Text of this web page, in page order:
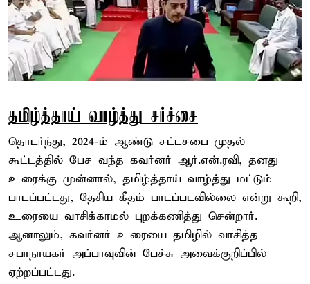
தமிழ்த்தாய் வாழ்த்து சர்ச்சை
தொடர்ந்து, 2024-ம் ஆண்டு சட்டசபை முதல்
கூட்டத்தில் பேச வந்த கவர்னர் ஆர்.என்.ரவி, தனது
உரைக்கு முன்னால், தமிழ்த்தாய் வாழ்த்து மட்டும்
பாடப்பட்டது, தேசிய கீதம் பாடப்படவில்லை என்று கூறி,
உரையை வாசிக்காமல் புறக்கணித்து சென்றார்.
ஆனாலும், கவர்னர் உரையை தமிழில் வாசித்த
சபாநாயகர் அப்பாவுவின் பேச்சு அவைக்குறிப்பில்
ஏற்றப்பட்டது.